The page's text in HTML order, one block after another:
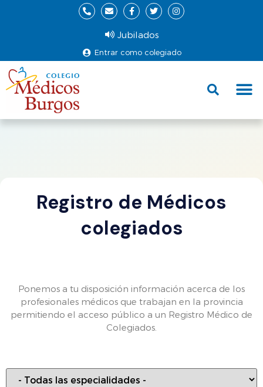
Entrar como colegiado
Jubilados
Registro de Médicos
colegiados
Ponemos a tu disposición información acerca de los
profesionales médicos que trabajan en la provincia
permitiendo el acceso público a un Registro Médico de
Colegiados.